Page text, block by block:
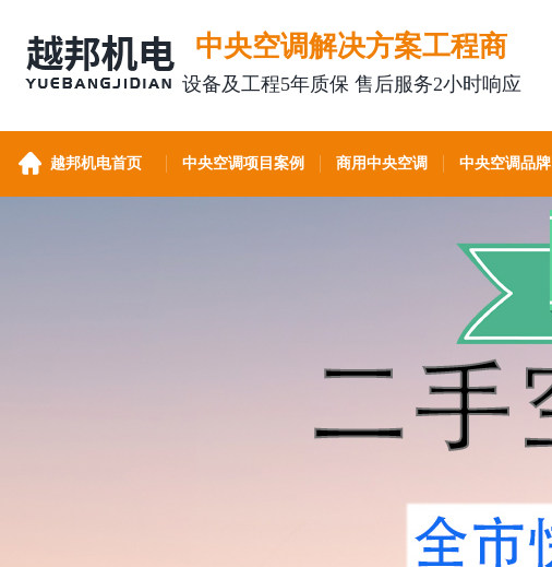
中央空调解决方案工程商
设备及工程5年质保 售后服务2小时响应
越邦机电首页 中央空调项目案例 商用中央空调 中央空调品牌